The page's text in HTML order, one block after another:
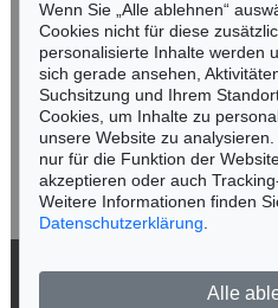
Wir informieren
Jetzt zum
Wenn Sie „Alle ablehnen“
Cookies nicht für diese
personalisierte Inhalte werden
sich gerade ansehen,
Suchsitzung und Ihrem
Cookies, um Inhalte zu
unsere Website zu
nur für die Funktion der
akzeptieren oder auch
Weitere Informationen finden
Datenschutzerklärung
Alle